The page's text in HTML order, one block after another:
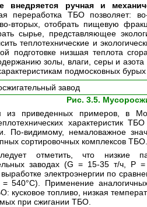
внедряется ручная и
переработка ТБО позволяет:
вторых, отобрать пищевую
сырье, представляющее
теплотехнические и
подготовке низшая теплота
золы, влаги, серы и азота
подмосковных бурых
Рис. 3.5.
из приведенных примеров, в
характеристик
По-видимому, немаловажное
сортировочных комплексов ТБО.
отметить, что низкие
заводах (G = 15-35 т/ч,
выработке электроэнергии по
540°С). Применение
кусковое топливо, низкая
при сжигании ТБО.